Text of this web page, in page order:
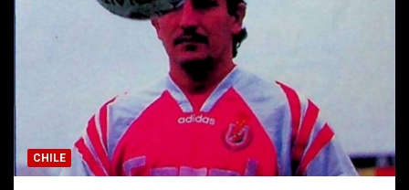
CHILE